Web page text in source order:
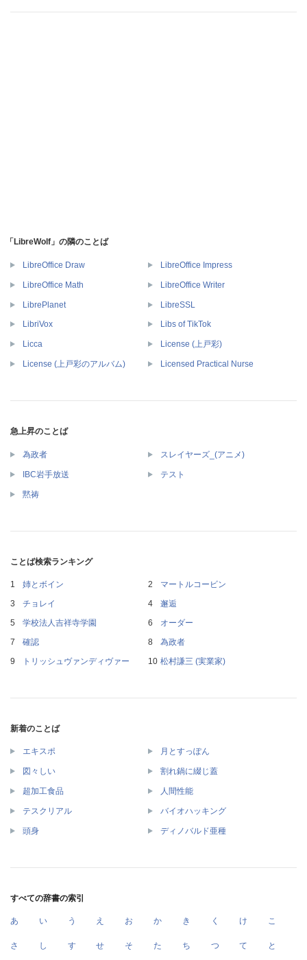
「LibreWolf」の隣のことば
LibreOffice Draw LibreOffice Impress
LibreOffice Math LibreOffice Writer
LibrePlanet LibreSSL
LibriVox Libs of TikTok
Licca License (上戸彩)
License (上戸彩のアルバム) Licensed Practical Nurse
急上昇のことば
為政者 スレイヤーズ_(アニメ)
IBC岩手放送 テスト
黙祷
ことば検索ランキング
姉とボイン
マートルコービン
チョレイ
邂逅
学校法人吉祥寺学園
オーダー
確認
為政者
トリッシュヴァンディヴァー
松村謙三 (実業家)
新着のことば
エキスポ 月とすっぽん
図々しい 割れ鍋に綴じ蓋
超加工食品 人間性能
テスクリアル バイオハッキング
頭身 ディノバルド亜種
すべての辞書の索引
あ い う え お か き く け こ
さ し す せ そ た ち つ て と